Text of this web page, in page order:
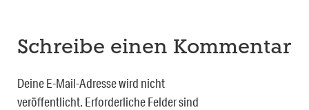
Schreibe einen Kommentar
Deine E-Mail-Adresse wird nicht
veröffentlicht. Erforderliche Felder sind